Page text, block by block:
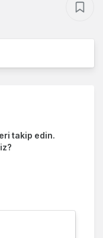
takip edin.